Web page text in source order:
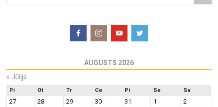
AUGUSTS 2026
« Jūlijs
Pi Ot Tr Ce Pi Se Sv
27 28 29 30 31 1
2